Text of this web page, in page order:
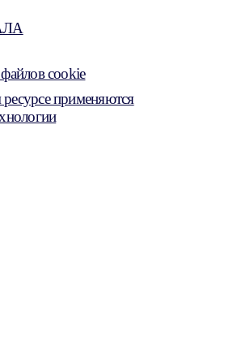
cookie
применяются